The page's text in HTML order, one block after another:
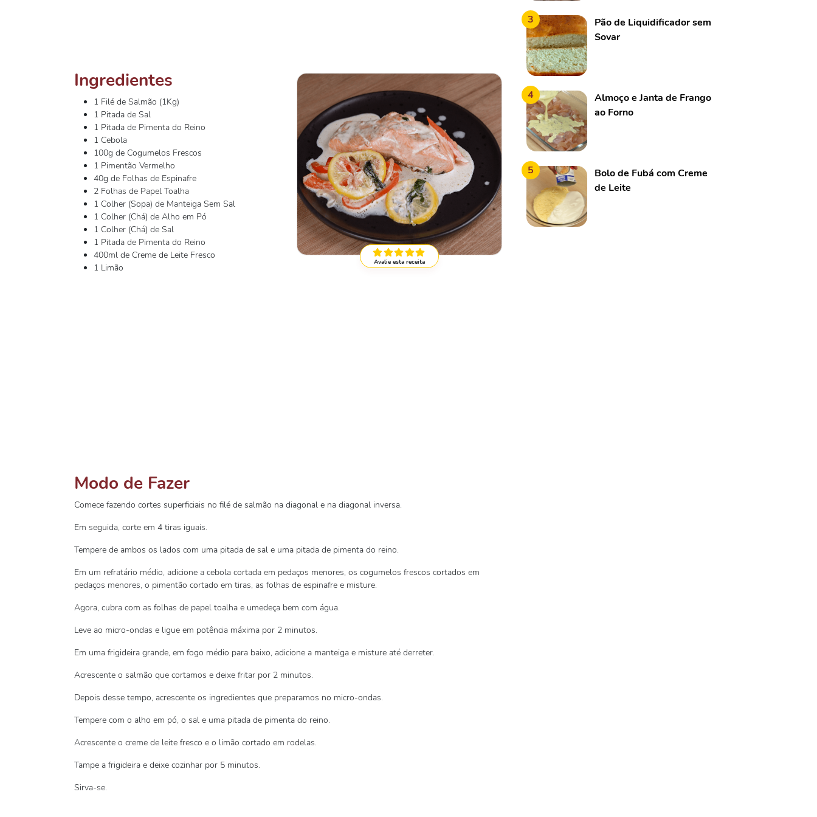
Avalie esta receita
Ingredientes
1 Filé de Salmão (1Kg)
1 Pitada de Sal
1 Pitada de Pimenta do Reino
1 Cebola
100g de Cogumelos Frescos
1 Pimentão Vermelho
40g de Folhas de Espinafre
2 Folhas de Papel Toalha
1 Colher (Sopa) de Manteiga Sem Sal
1 Colher (Chá) de Alho em Pó
1 Colher (Chá) de Sal
1 Pitada de Pimenta do Reino
400ml de Creme de Leite Fresco
1 Limão
Modo de Fazer
Comece fazendo cortes superficiais no filé de salmão na diagonal e na diagonal inversa.
Em seguida, corte em 4 tiras iguais.
Tempere de ambos os lados com uma pitada de sal e uma pitada de pimenta do reino.
Em um refratário médio, adicione a cebola cortada em pedaços menores, os cogumelos frescos cortados em
pedaços menores, o pimentão cortado em tiras, as folhas de espinafre e misture.
Agora, cubra com as folhas de papel toalha e umedeça bem com água.
Leve ao micro-ondas e ligue em potência máxima por 2 minutos.
Em uma frigideira grande, em fogo médio para baixo, adicione a manteiga e misture até derreter.
Acrescente o salmão que cortamos e deixe fritar por 2 minutos.
Depois desse tempo, acrescente os ingredientes que preparamos no micro-ondas.
Tempere com o alho em pó, o sal e uma pitada de pimenta do reino.
Acrescente o creme de leite fresco e o limão cortado em rodelas.
Tampe a frigideira e deixe cozinhar por 5 minutos.
Sirva-se.
3
Pão de Liquidificador sem
Sovar
4
Almoço e Janta de Frango
ao Forno
5
Bolo de Fubá com Creme
de Leite